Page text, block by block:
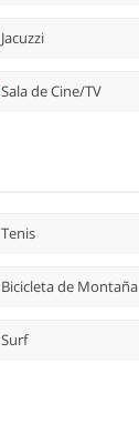
Jacuzzi
Sala de Cine/TV
Tenis
Bicicleta de Montaña
Surf